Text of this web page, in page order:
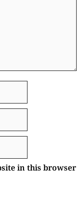
in this browser